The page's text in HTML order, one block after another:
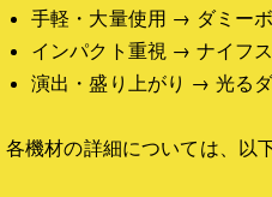
手軽・大量使用 → ダミー
インパクト重視 → ナイフ
演出・盛り上がり → 光る
各機材の詳細については、以